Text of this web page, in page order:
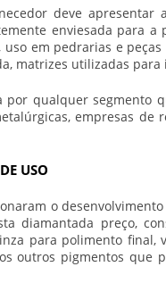
deve apresentar
enviesada para a
em pedrarias e
matrizes utilizadas para
qualquer segmento
empresas de
USO
o
diamantada preço,
para polimento final,
outros pigmentos que